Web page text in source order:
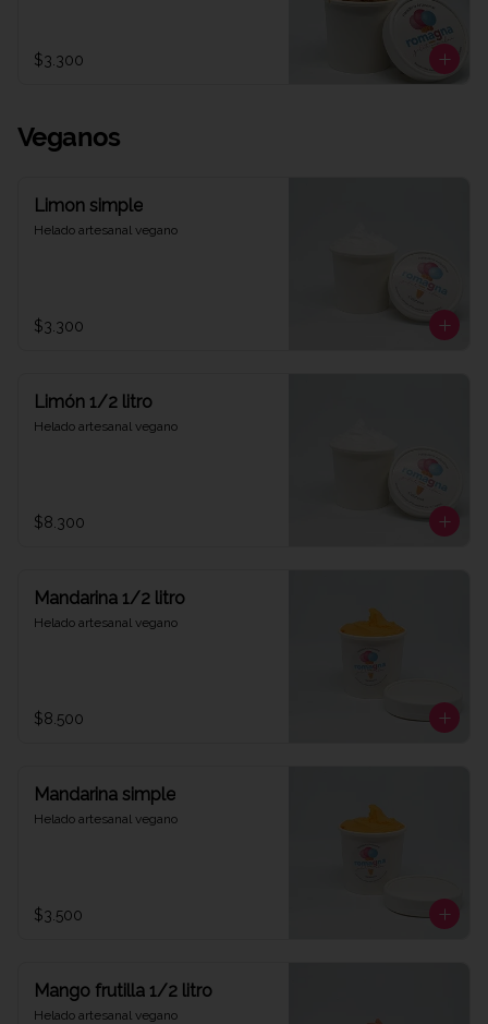
$3.300
Veganos
Limon simple
Helado artesanal vegano
$3.300
Limón 1/2 litro
Helado artesanal vegano
$8.300
Mandarina 1/2 litro
Helado artesanal vegano
$8.500
Mandarina simple
Helado artesanal vegano
$3.500
Mango frutilla 1/2 litro
Helado artesanal vegano